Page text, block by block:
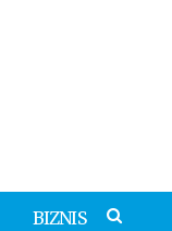
BIZNIS